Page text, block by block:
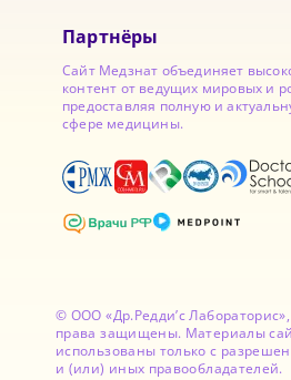
Партнёры
Сайт Медзнат объединяет
контент от ведущих мировых и
предоставляя полную и
сфере медицины.
© ООО «Др.Редди’с
права защищены. Материалы
использованы только с
и (или) иных правообладателей.